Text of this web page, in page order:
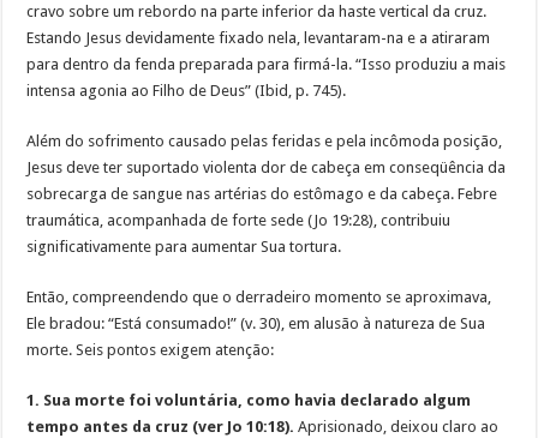
cravo sobre um rebordo na parte inferior da haste vertical da cruz.
Estando Jesus devidamente fixado nela, levantaram-na e a atiraram
para dentro da fenda preparada para firmá-la. “Isso produziu a mais
intensa agonia ao Filho de Deus” (Ibid, p. 745).
Além do sofrimento causado pelas feridas e pela incômoda posição,
Jesus deve ter suportado violenta dor de cabeça em conseqüência da
sobrecarga de sangue nas artérias do estômago e da cabeça. Febre
traumática, acompanhada de forte sede (Jo 19:28), contribuiu
significativamente para aumentar Sua tortura.
Então, compreendendo que o derradeiro momento se aproximava,
Ele bradou: “Está consumado!” (v. 30), em alusão à natureza de Sua
morte. Seis pontos exigem atenção:
1. Sua morte foi voluntária, como havia declarado algum
tempo antes da cruz (ver Jo 10:18). Aprisionado, deixou claro ao